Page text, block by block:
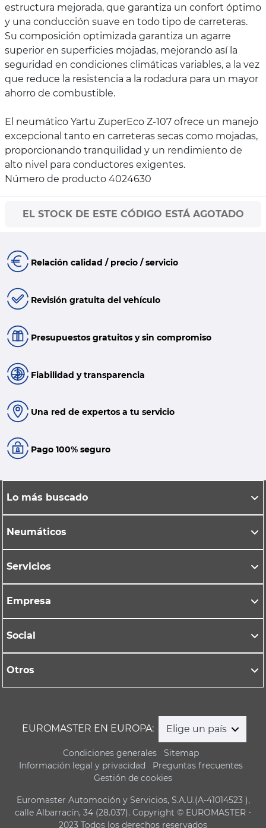
estructura mejorada, que garantiza un confort óptimo
y una conducción suave en todo tipo de carreteras.
Su composición optimizada garantiza un agarre
superior en superficies mojadas, mejorando así la
seguridad en condiciones climáticas variables, a la vez
que reduce la resistencia a la rodadura para un mayor
ahorro de combustible.
El neumático Yartu ZuperEco Z-107 ofrece un manejo
excepcional tanto en carreteras secas como mojadas,
proporcionando tranquilidad y un rendimiento de
alto nivel para conductores exigentes.
Número de producto 4024630
EL STOCK DE ESTE CÓDIGO ESTÁ AGOTADO
Relación calidad / precio / servicio
Revisión gratuita del vehículo
Presupuestos gratuitos y sin compromiso
Fiabilidad y transparencia
Una red de expertos a tu servicio
Pago 100% seguro
Lo más buscado
Neumáticos
Servicios
Empresa
Social
Otros
EUROMASTER EN EUROPA: Elige un país
Condiciones generales
Sitemap
Información legal y privacidad
Preguntas frecuentes
Gestión de cookies
Euromaster Automoción y Servicios, S.A.U.(A-41014523 ),
calle Albarracín, 34 (28.037). Copyright © EUROMASTER -
2023 Todos los derechos reservados